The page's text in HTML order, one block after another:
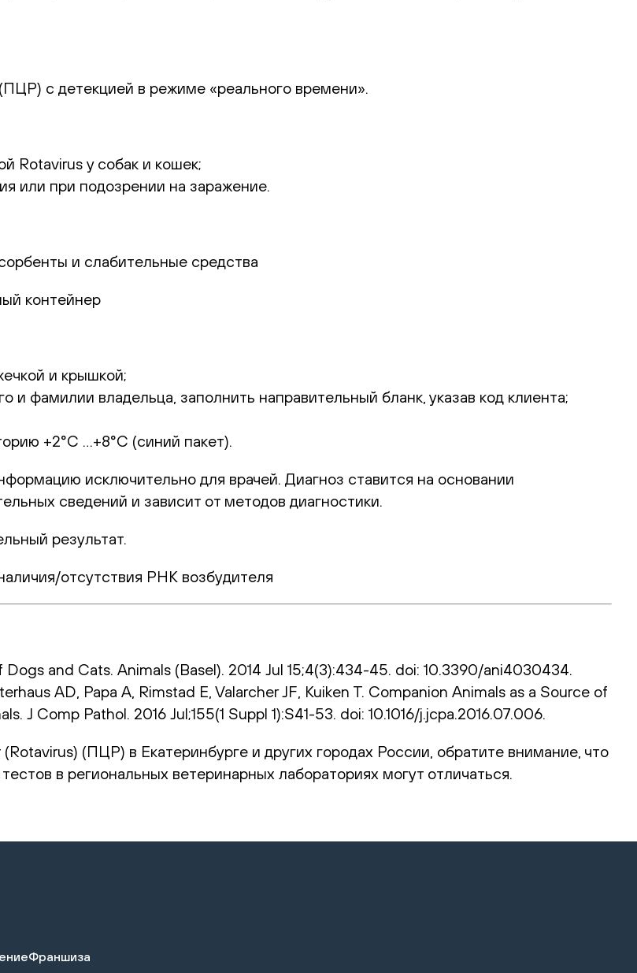
с детекцией в режиме «реального времени».
Rotavirus у собак и кошек;
или при подозрении на заражение.
и слабительные средства
контейнер
и крышкой;
и фамилии владельца, заполнить направительный бланк, указав код клиента;
+2°С …+8°С (синий пакет).
исключительно для врачей. Диагноз ставится на основании
сведений и зависит от методов диагностики.
результат.
отсутствия РНК возбудителя
and Cats. Animals (Basel). 2014 Jul 15;4(3):434-45. doi: 10.3390/ani4030434.
AD, Papa A, Rimstad E, Valarcher JF, Kuiken T. Companion Animals as a Source of
Comp Pathol. 2016 Jul;155(1 Suppl 1):S41-53. doi: 10.1016/j.jcpa.2016.07.006.
(ПЦР) в Екатеринбурге и других городах России, обратите внимание, что
в региональных ветеринарных лабораториях могут отличаться.
Франшиза